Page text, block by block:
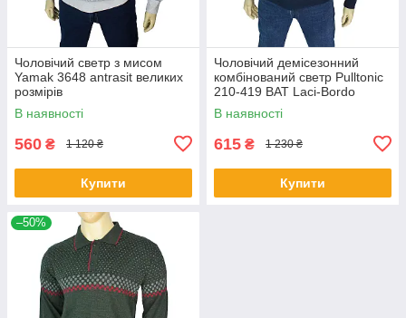
Чоловічий светр з мисом
Yamak 3648 antrasit великих
розмірів
В наявності
560 ₴ 1 120 ₴
Купити
Чоловічий демісезонний
комбінований светр Pulltonic
210-419 BAT Laci-Bordo
великого розміру
В наявності
615 ₴ 1 230 ₴
Купити
–50%